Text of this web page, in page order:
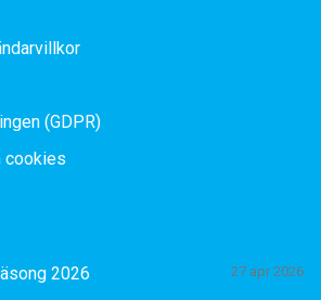
(GDPR)
cookies
2026 27 apr 2026